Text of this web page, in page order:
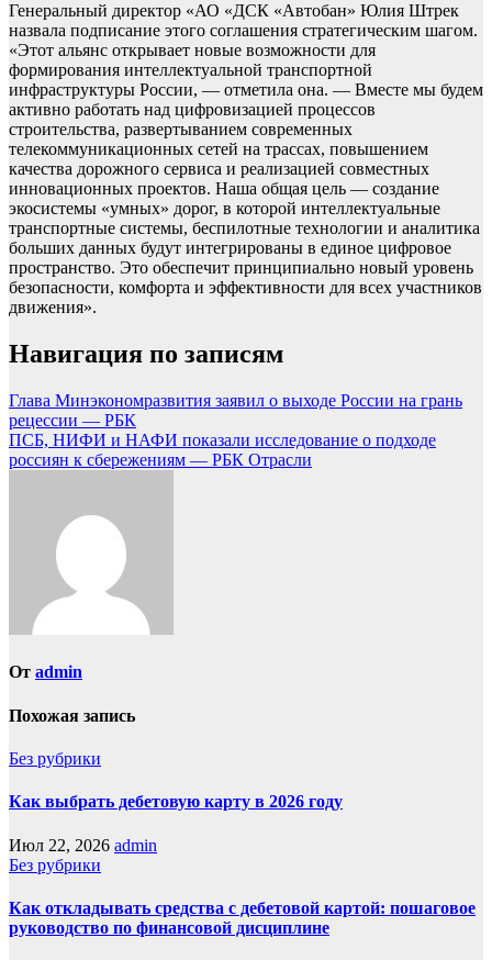
Генеральный директор «АО «ДСК «Автобан» Юлия Штрек
назвала подписание этого соглашения стратегическим шагом.
«Этот альянс открывает новые возможности для
формирования интеллектуальной транспортной
инфраструктуры России, — отметила она. — Вместе мы будем
активно работать над цифровизацией процессов
строительства, развертыванием современных
телекоммуникационных сетей на трассах, повышением
качества дорожного сервиса и реализацией совместных
инновационных проектов. Наша общая цель — создание
экосистемы «умных» дорог, в которой интеллектуальные
транспортные системы, беспилотные технологии и аналитика
больших данных будут интегрированы в единое цифровое
пространство. Это обеспечит принципиально новый уровень
безопасности, комфорта и эффективности для всех участников
движения».
Навигация по записям
Глава Минэкономразвития заявил о выходе России на грань
рецессии — РБК
ПСБ, НИФИ и НАФИ показали исследование о подходе
россиян к сбережениям — РБК Отрасли
От admin
Похожая запись
Без рубрики
Как выбрать дебетовую карту в 2026 году
Июл 22, 2026 admin
Без рубрики
Как откладывать средства с дебетовой картой: пошаговое
руководство по финансовой дисциплине